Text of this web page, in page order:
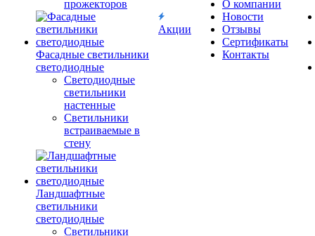
прожекторов
Фасадные светильники
светодиодные
Светодиодные
светильники
настенные
Светильники
встраиваемые в
стену
Ландшафтные
светильники
светодиодные
Светильники
Акции
О компании
Новости
Отзывы
Сертификаты
Контакты